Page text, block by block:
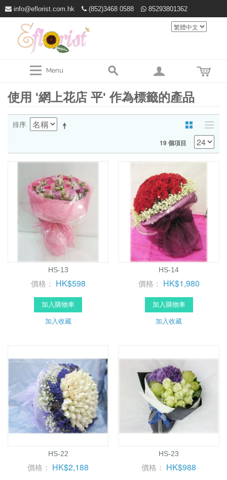
info@eflorist.com.hk (852)3468 0588 85293801362
Menu
使用 '網上花店 平' 作為標籤的產品
排序
19 個項目
HS-13
價格： HK$598
加入購物車
加入收藏
HS-14
價格： HK$1,980
加入購物車
加入收藏
HS-22
價格： HK$2,188
HS-23
價格： HK$988